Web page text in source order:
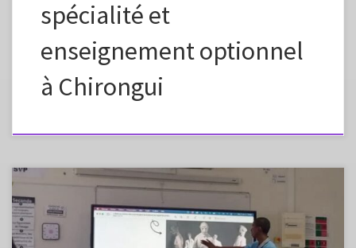
spécialité et
enseignement optionnel
à Chirongui
Cette vidéo vise à présenter l’enseignement optionnel des arts